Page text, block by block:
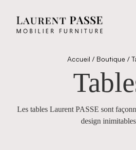
contenu
Accueil / Boutique /
Les tables Laurent PASSE sont
design